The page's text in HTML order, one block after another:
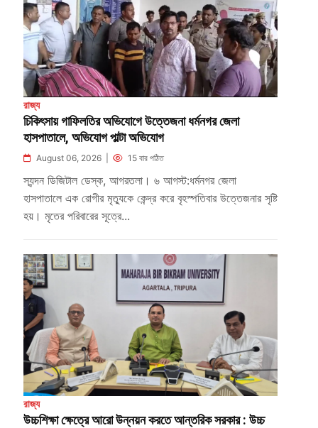
রাজ্য
চিকিৎসায় গাফিলতির অভিযোগে উত্তেজনা ধর্মনগর জেলা
হাসপাতালে, অভিযোগ পাল্টা অভিযোগ
August 06, 2026 | 15 বার পঠিত
স্যন্দন ডিজিটাল ডেস্ক, আগরতলা। ৬ আগস্ট:ধর্মনগর জেলা
হাসপাতালে এক রোগীর মৃত্যুকে কেন্দ্র করে বৃহস্পতিবার উত্তেজনার সৃষ্টি
হয়। মৃতের পরিবারের সূত্রে...
রাজ্য
উচ্চশিক্ষা ক্ষেত্রে আরো উন্নয়ন করতে আন্তরিক সরকার : উচ্চ